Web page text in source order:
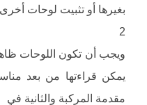
بغیرھا أو تثبیت لوحات أخرى
2
ویجب أن تكون اللوحات
یمكن قراءتھا من بعد
مقدمة المركبة والثانیة في